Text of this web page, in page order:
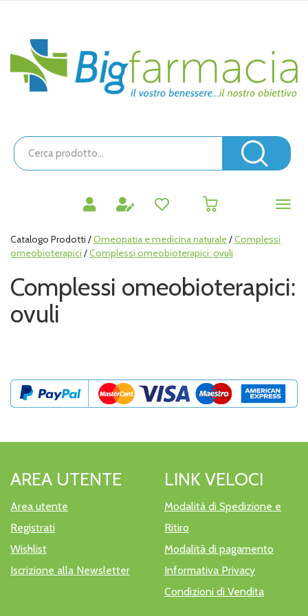
principaleBigfarmacia
Cerca
Prodotto
Catalogo Prodotti /Omeopatia e medicina naturale/Complessi
omeobioterapici /Complessi omeobioterapici: ovuli
Complessi omeobioterapici:
ovuli
AREA UTENTE
Area utente
Registrati
Wishlist
Iscrizione alla Newsletter
LINK VELOCI
Modalità di Spedizione e
Ritiro
Modalità di pagamento
Informativa Privacy
Condizioni di Vendita